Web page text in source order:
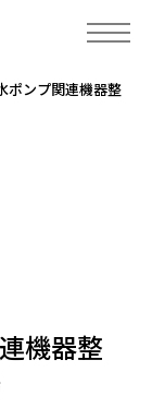
ンプ関連機器整
機器整